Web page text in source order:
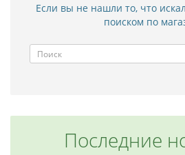
Если вы не нашли то, что
поиском по
Последние